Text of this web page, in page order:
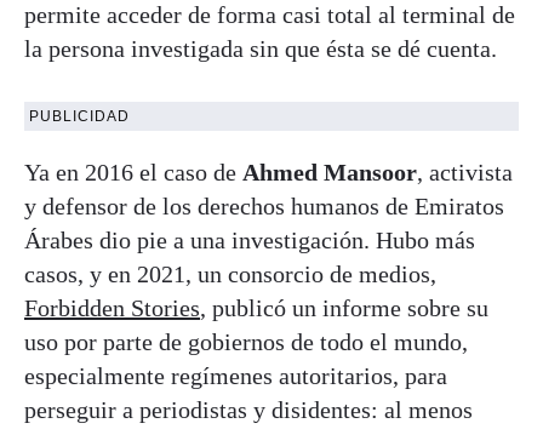
permite acceder de forma casi total al terminal de
la persona investigada sin que ésta se dé cuenta.
PUBLICIDAD
Ya en 2016 el caso de Ahmed Mansoor, activista
y defensor de los derechos humanos de Emiratos
Árabes dio pie a una investigación. Hubo más
casos, y en 2021, un consorcio de medios,
Forbidden Stories, publicó un informe sobre su
uso por parte de gobiernos de todo el mundo,
especialmente regímenes autoritarios, para
perseguir a periodistas y disidentes: al menos